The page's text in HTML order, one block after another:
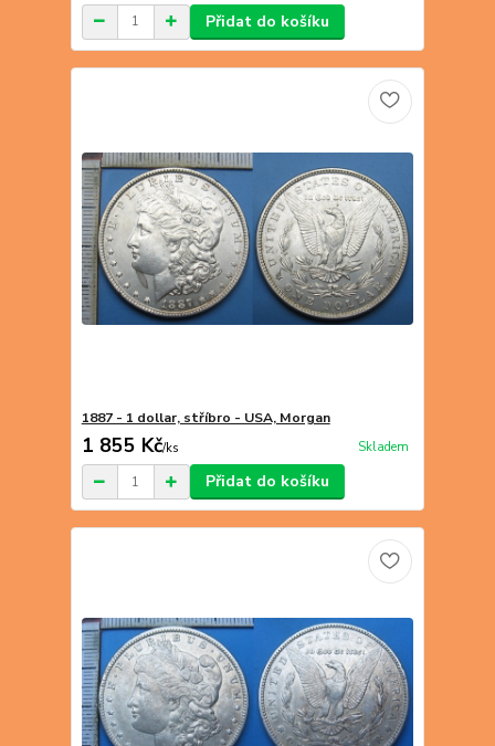
Přidat do košíku
1887 - 1 dollar, stříbro - USA, Morgan
1 855 Kč/ks Skladem
Přidat do košíku